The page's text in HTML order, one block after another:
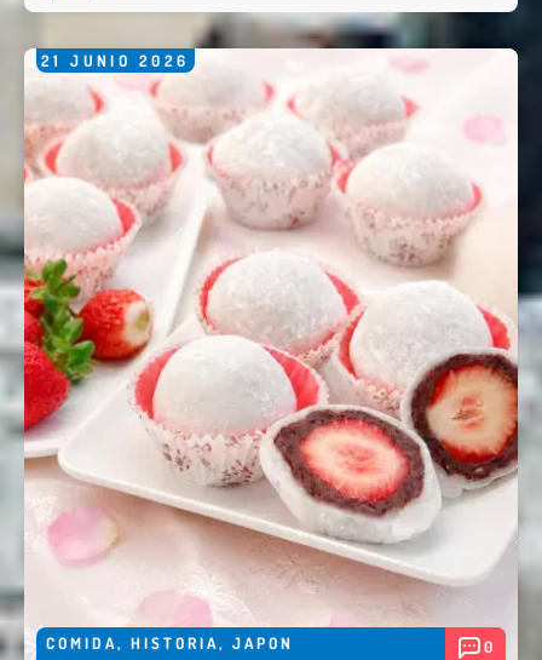
21 JUNIO 2026
COMIDA, HISTORIA, JAPON 0
Nombre *
Email *
Comentario *
Enviar